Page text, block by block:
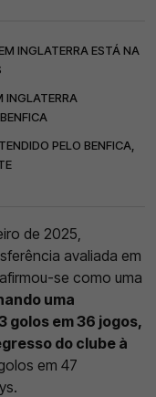
INGLATERRA ESTÁ NA
INGLATERRA
PELO BENFICA,
de 2025,
avaliada em
se como uma
uma
golos em 36 jogos,
do clube à
em 47